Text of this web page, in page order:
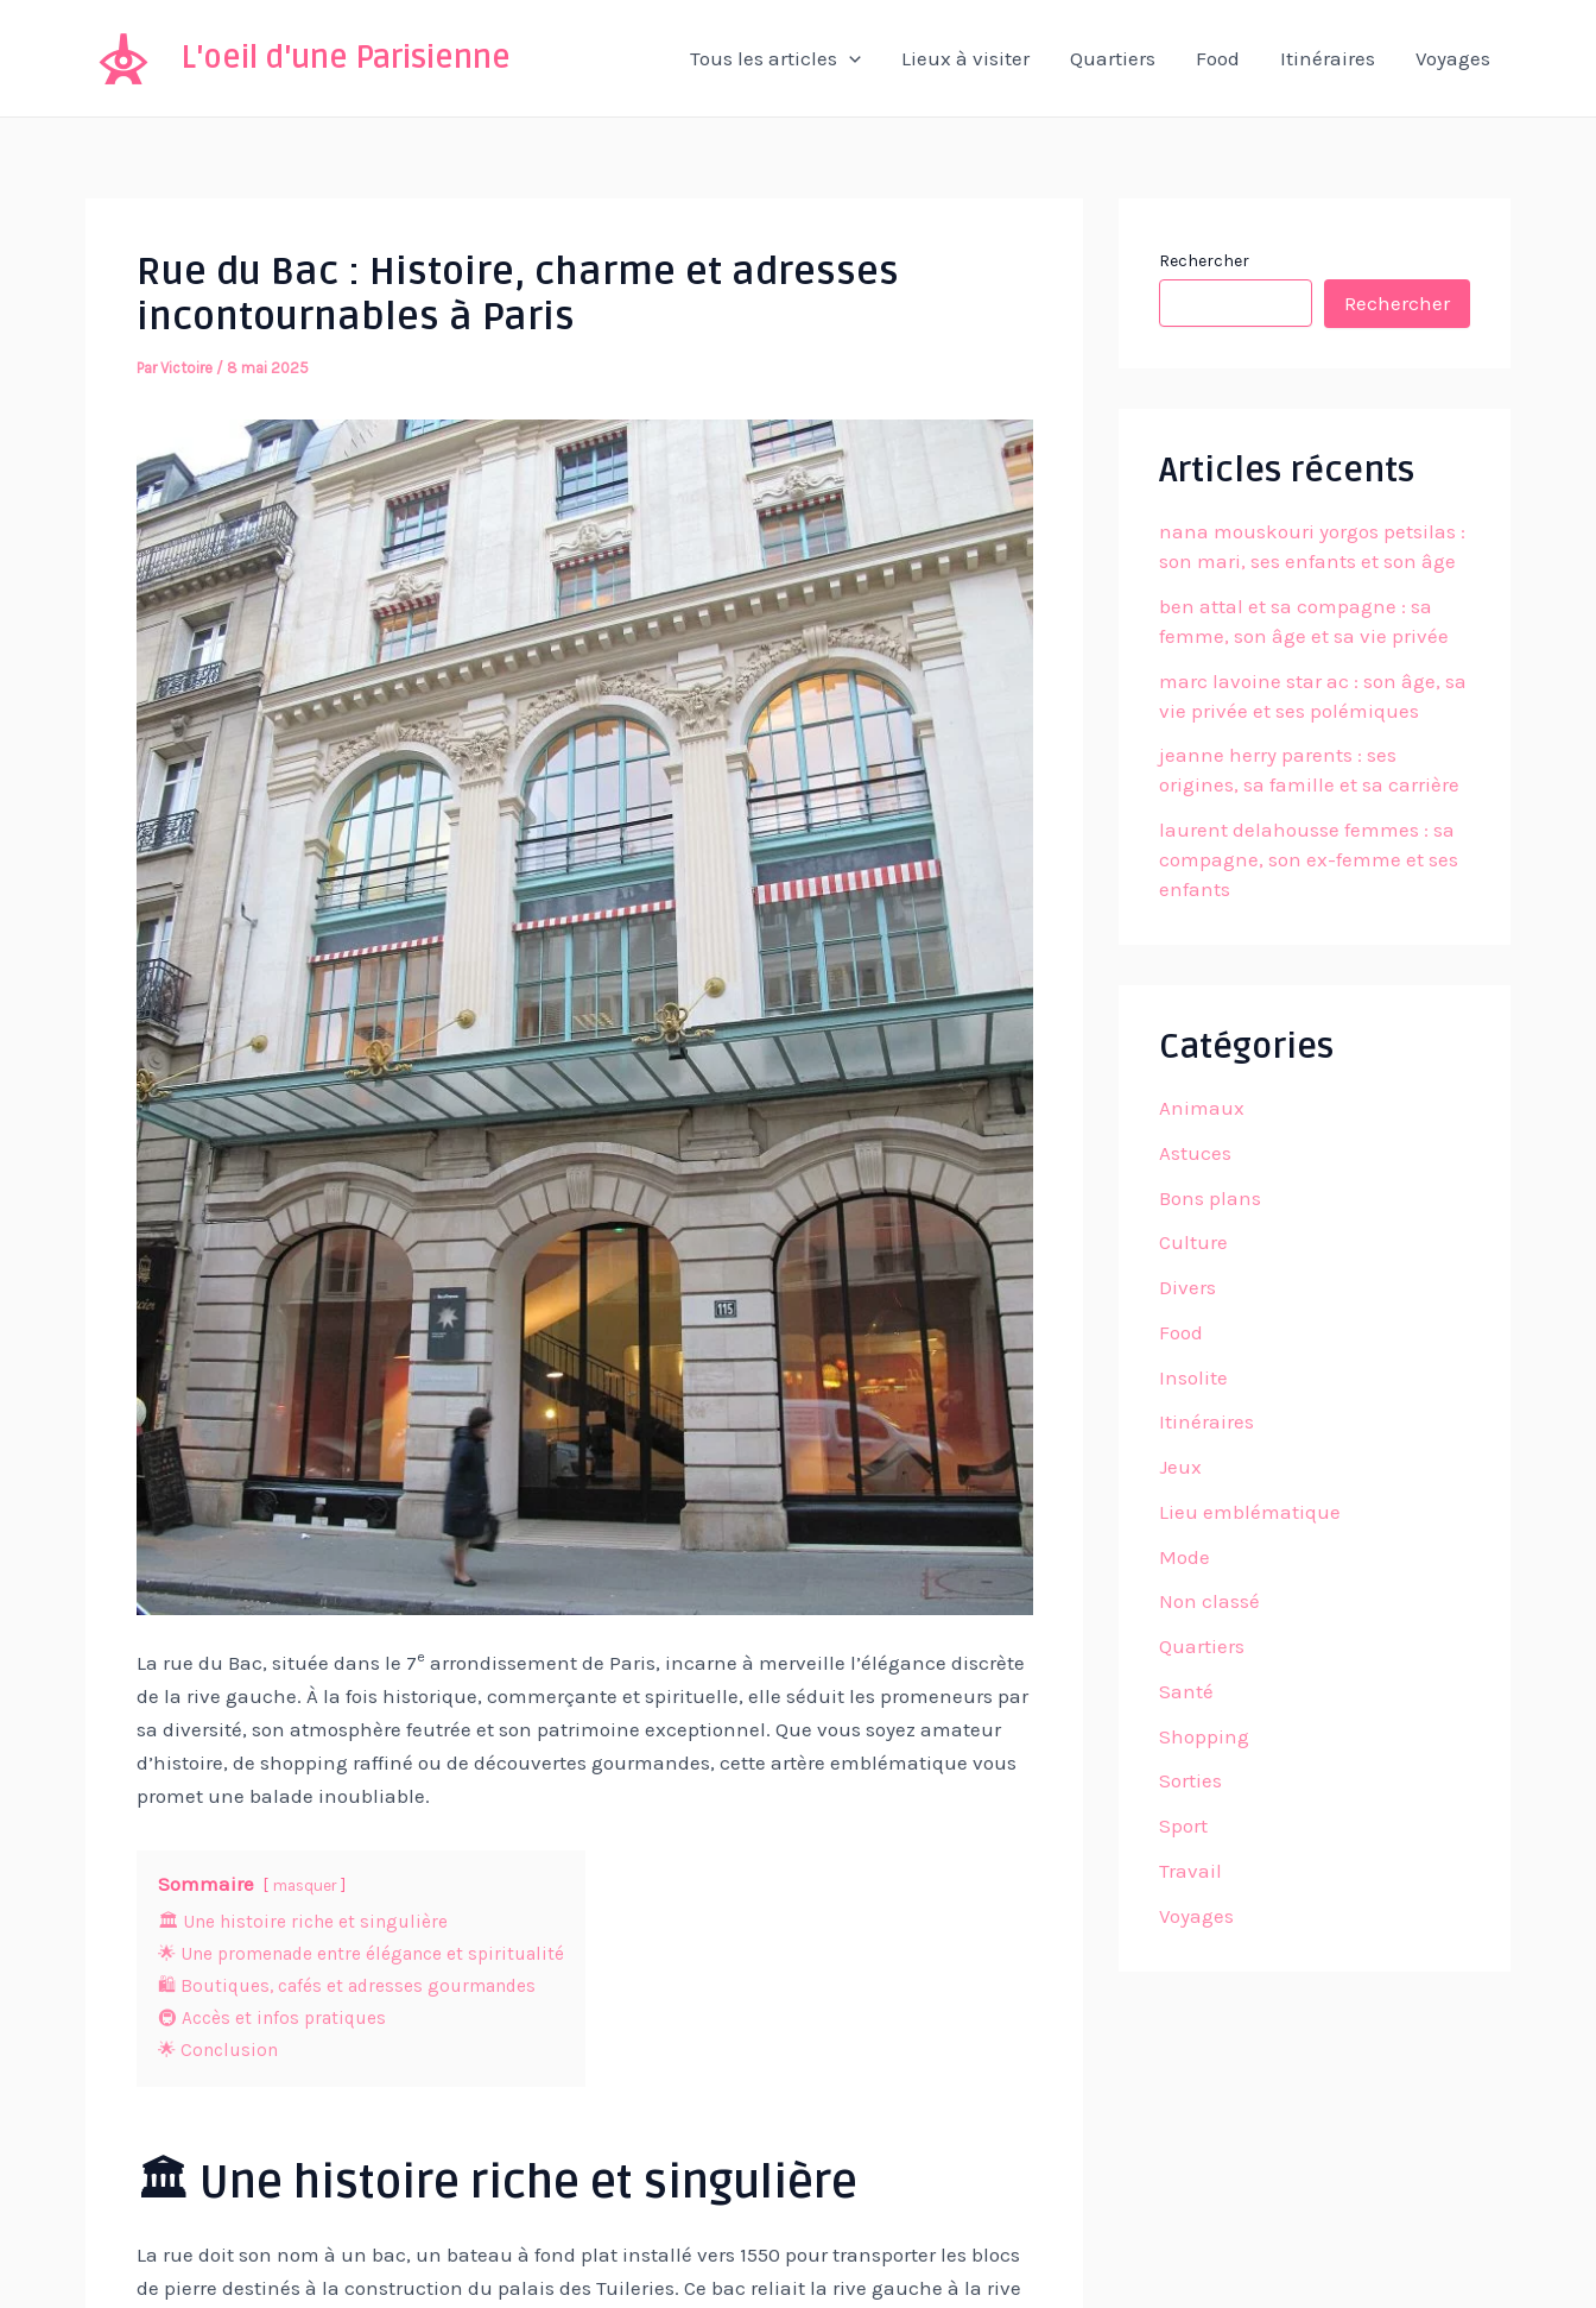
L'oeil d'une Parisienne Tous les articles Lieux à visiter Quartiers Food Itinéraires Voyages
Rue du Bac : Histoire, charme et adresses
incontournables à Paris
ParVictoire / 8 mai 2025
La rue du Bac, située dans le 7e arrondissement de Paris, incarne à merveille l’élégance discrète
de la rive gauche. À la fois historique, commerçante et spirituelle, elle séduit les promeneurs par
sa diversité, son atmosphère feutrée et son patrimoine exceptionnel. Que vous soyez amateur
d’histoire, de shopping raffiné ou de découvertes gourmandes, cette artère emblématique vous
promet une balade inoubliable.
Sommaire masquer
🏛️ Une histoire riche et singulière
🌟 Une promenade entre élégance et spiritualité
🛍️ Boutiques, cafés et adresses gourmandes
🚇 Accès et infos pratiques
🌟 Conclusion
🏛️ Une histoire riche et singulière
La rue doit son nom à un bac, un bateau à fond plat installé vers 1550 pour transporter les blocs
de pierre destinés à la construction du palais des Tuileries. Ce bac reliait la rive gauche à la rive
Rechercher
Rechercher
Articles récents
nana mouskouri yorgos petsilas :
son mari, ses enfants et son âge
ben attal et sa compagne : sa
femme, son âge et sa vie privée
marc lavoine star ac : son âge, sa
vie privée et ses polémiques
jeanne herry parents : ses
origines, sa famille et sa carrière
laurent delahousse femmes : sa
compagne, son ex-femme et ses
enfants
Catégories
Animaux
Astuces
Bons plans
Culture
Divers
Food
Insolite
Itinéraires
Jeux
Lieu emblématique
Mode
Non classé
Quartiers
Santé
Shopping
Sorties
Sport
Travail
Voyages